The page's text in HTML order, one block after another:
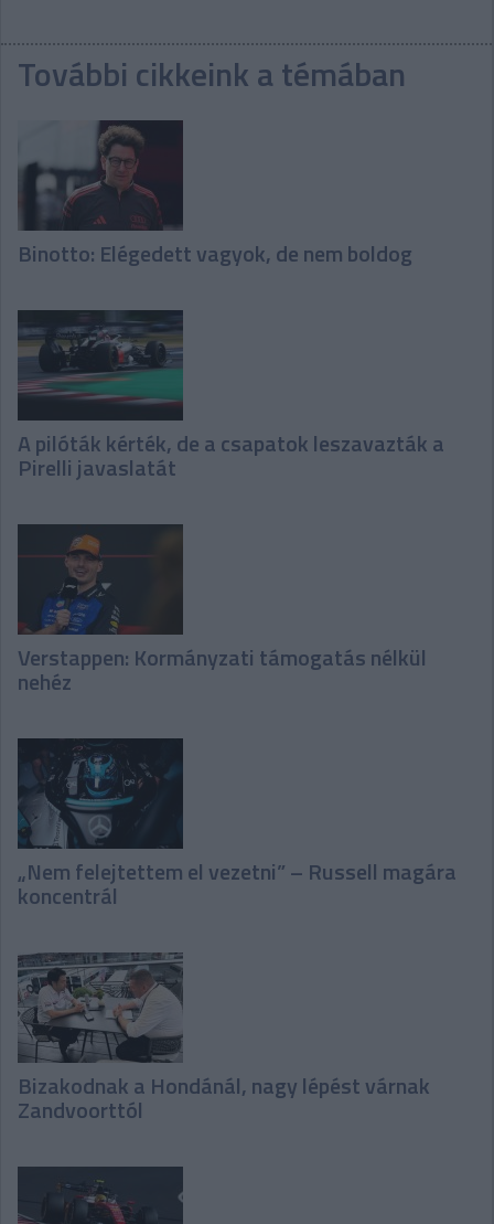
További cikkeink a témában
Binotto: Elégedett vagyok, de nem boldog
A pilóták kérték, de a csapatok leszavazták a
Pirelli javaslatát
Verstappen: Kormányzati támogatás nélkül
nehéz
„Nem felejtettem el vezetni” – Russell magára
koncentrál
Bizakodnak a Hondánál, nagy lépést várnak
Zandvoorttól